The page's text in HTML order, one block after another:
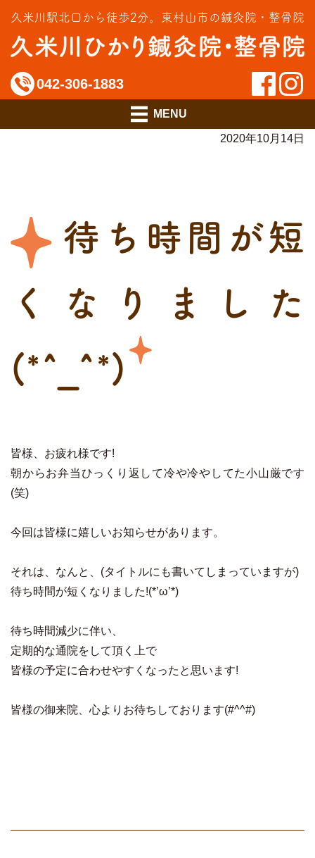
久米川駅北口から徒歩2分。 東村山市の鍼灸院・整骨院
042-306-1883
料金のご案内
アクセス
2020年10月14日
待ち時間が短
くなりました
(*^_^*)
皆様、お疲れ様です!
朝からお弁当ひっくり返して冷や冷やしてた小山厳です
(笑)
今回は皆様に嬉しいお知らせがあります。
それは、なんと、(タイトルにも書いてしまっていますが)
待ち時間が短くなりました!(*’ω’*)
待ち時間減少に伴い、
定期的な通院をして頂く上で
皆様の予定に合わせやすくなったと思います!
皆様の御来院、心よりお待ちしております(#^^#)